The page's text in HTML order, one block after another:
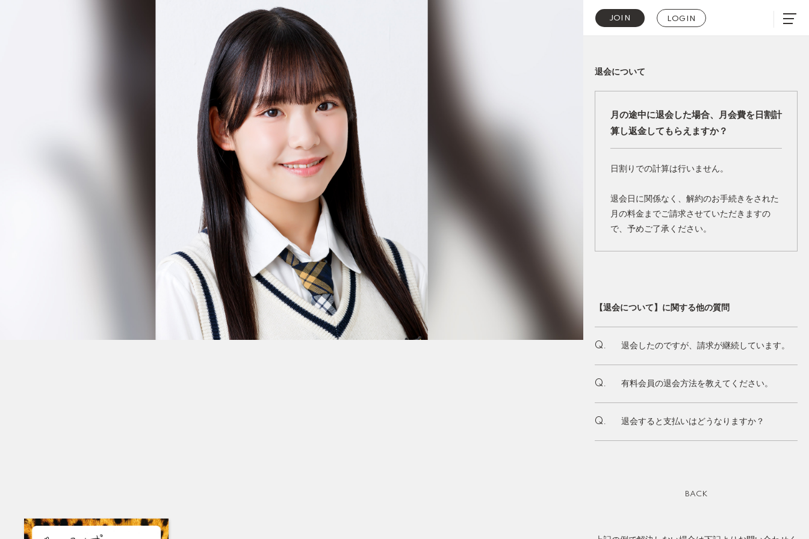
JOIN LOGIN
退会について
月の途中に退会した場合、月会費を日割計
算し返金してもらえますか？
日割りでの計算は行いません。
退会日に関係なく、解約のお手続きをされた
月の料金までご請求させていただきますの
で、予めご了承ください。
【退会について】に関する他の質問
Q. 退会したのですが、請求が継続しています。
Q. 有料会員の退会方法を教えてください。
Q. 退会すると支払いはどうなりますか？
BACK